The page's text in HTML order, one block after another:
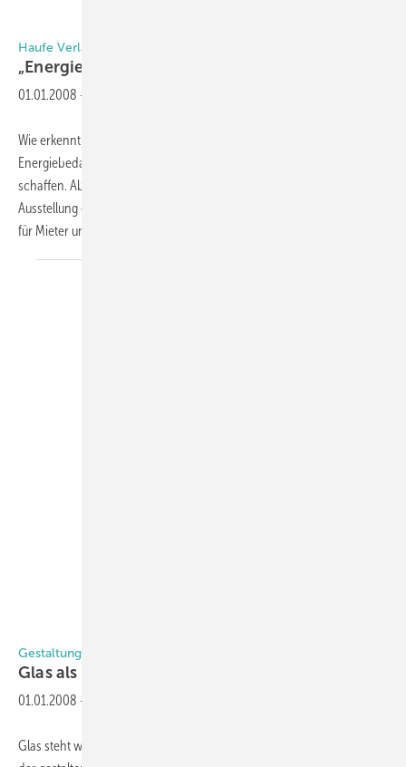
Haufe Verlag: Die EnEV für Gebäude
„Energieausweis“ erklärt die
01.01.2008 -
Wie erkennt man am Immobilienmarkt Gebäude mit hohem
Energiebedarf? Energieausweise sollen hier mehr Transparenz
schaffen. Ab sofort regelt die neue Energiesparverordnung die
Ausstellung dieser Ausweise für Gebäude. Eine erfreuliche Neuerung
für Mieter und Immobilienkäufer, doch was
Gestaltung mit Recyclingglas
Glas als künstlerischer
01.01.2008 -
Glas steht wie kaum ein anderes Material für Modernität. Dennoch ist